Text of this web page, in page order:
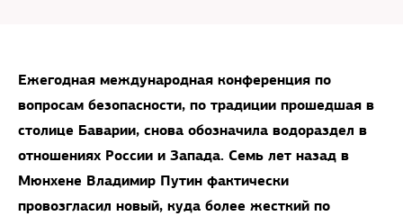
Ежегодная международная конференция по
вопросам безопасности, по традиции прошедшая в
столице Баварии, снова обозначила водораздел в
отношениях России и Запада. Семь лет назад в
Мюнхене Владимир Путин фактически
провозгласил новый, куда более жесткий по